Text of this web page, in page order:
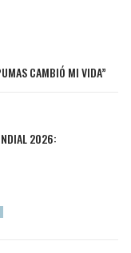
CAMBIÓ MI VIDA”
2026: